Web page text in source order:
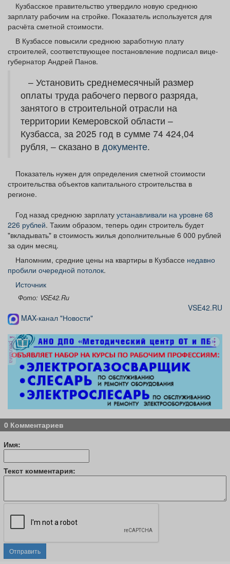
Товары Поздравления Погода
ТВ программа Я - пенсионер
Кузбасское правительство утвердило новую среднюю
зарплату рабочим на стройке. Показатель используется для
расчёта сметной стоимости.
В Кузбассе повысили среднюю заработную плату
строителей, соответствующее постановление подписал вице-
губернатор Андрей Панов.
– Установить среднемесячный размер
оплаты труда рабочего первого разряда,
занятого в строительной отрасли на
территории Кемеровской области –
Кузбасса, за 2025 год в сумме 74 424,04
рубля, – сказано в документе.
Показатель нужен для определения сметной стоимости
строительства объектов капитального строительства в
регионе.
Год назад среднюю зарплату устанавливали на уровне 68
226 рублей. Таким образом, теперь один строитель будет
"вкладывать" в стоимость жилья дополнительные 6 000 рублей
за один месяц.
Напомним, средние цены на квартиры в Кузбассе недавно
пробили очередной потолок.
Источник
Фото: VSE42.Ru
VSE42.RU
MAX-канал "Новости"
реклама
0 Комментариев
Имя:
Текст комментария:
Отправить